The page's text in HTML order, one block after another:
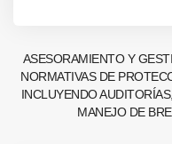
ASESORAMIENTO Y
NORMATIVAS DE
INCLUYENDO
MANEJO DE